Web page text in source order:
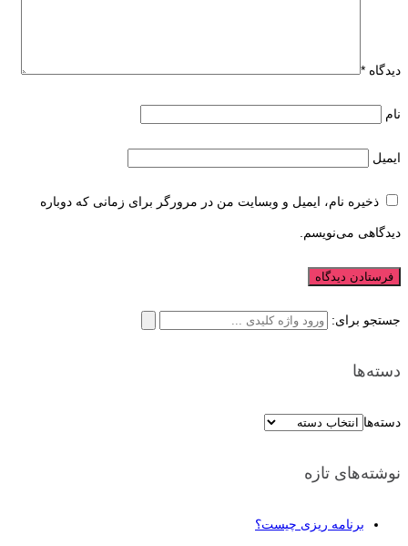
دیدگاه *
نام
ایمیل
ذخیره نام، ایمیل و وبسایت من در مرورگر برای زمانی که دوباره
دیدگاهی می‌نویسم.
جستجو برای:
دسته‌ها
دسته‌ها
نوشته‌های تازه
برنامه ریزی چیست؟